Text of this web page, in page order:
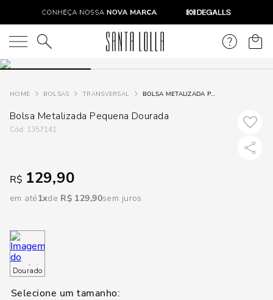
O que você está procurando?
BOLSAS TRANSVERSAL BOLSA METALIZADA PEQUENA DOURADA
Bolsa Metalizada Pequena Dourada
: 1357141
R$ 129,90
em até1 R$ 129,90sem juros
Dourado